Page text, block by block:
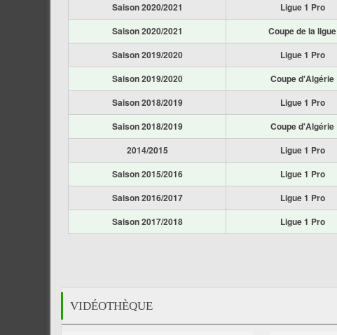
Saison 2020/2021
Ligue 1 Pro
Saison 2020/2021
Coupe de la ligue
Saison 2019/2020
Ligue 1 Pro
Saison 2019/2020
Coupe d'Algérie
Saison 2018/2019
Ligue 1 Pro
Saison 2018/2019
Coupe d'Algérie
2014/2015
Ligue 1 Pro
Saison 2015/2016
Ligue 1 Pro
Saison 2016/2017
Ligue 1 Pro
Saison 2017/2018
Ligue 1 Pro
VIDÉOTHÈQUE